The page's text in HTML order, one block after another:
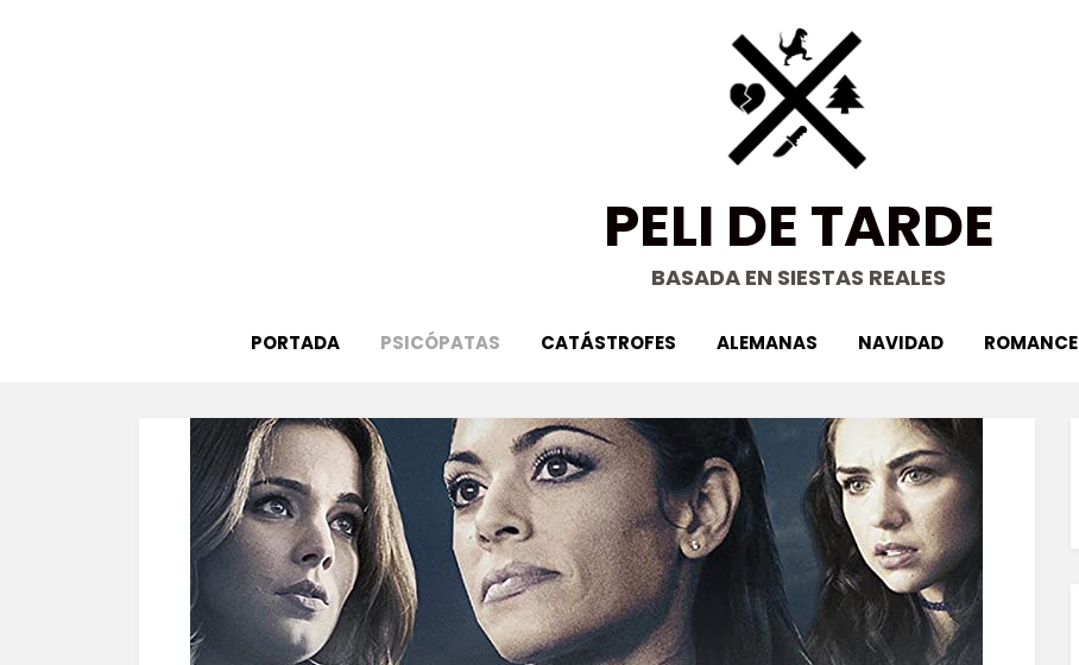
PELI DE TARDE
BASADA EN SIESTAS REALES
PORTADA PSICÓPATAS CATÁSTROFES ALEMANAS NAVIDAD ROMANCE